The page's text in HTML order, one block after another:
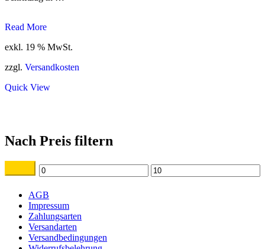
Oldtimer
Plaketten
diverse
Read More
exkl. 19 % MwSt.
zzgl. Versandkosten
Quick View
Nach Preis filtern
Min. Max.
AGB
Impressum
Zahlungsarten
Versandarten
Versandbedingungen